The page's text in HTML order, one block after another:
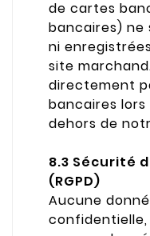
de cartes
bancaires) ne
ni
site
directement
bancaires
dehors de
8.3 Sécurité
(RGPD)
Aucune